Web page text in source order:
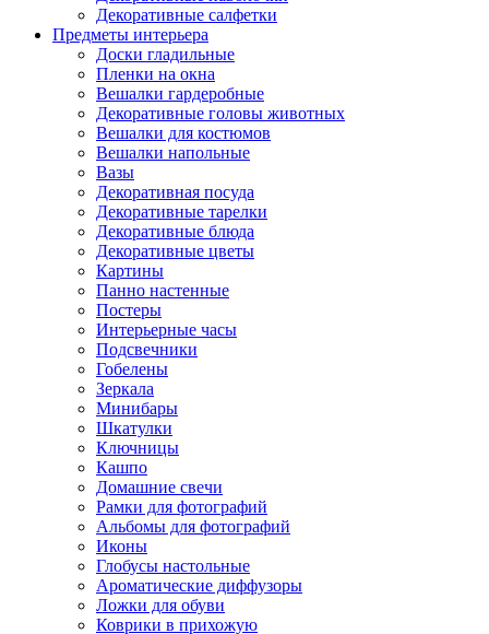
Декоративные салфетки
Предметы интерьера
Доски гладильные
Пленки на окна
Вешалки гардеробные
Декоративные головы животных
Вешалки для костюмов
Вешалки напольные
Вазы
Декоративная посуда
Декоративные тарелки
Декоративные блюда
Декоративные цветы
Картины
Панно настенные
Постеры
Интерьерные часы
Подсвечники
Гобелены
Зеркала
Минибары
Шкатулки
Ключницы
Кашпо
Домашние свечи
Рамки для фотографий
Альбомы для фотографий
Иконы
Глобусы настольные
Ароматические диффузоры
Ложки для обуви
Коврики в прихожую